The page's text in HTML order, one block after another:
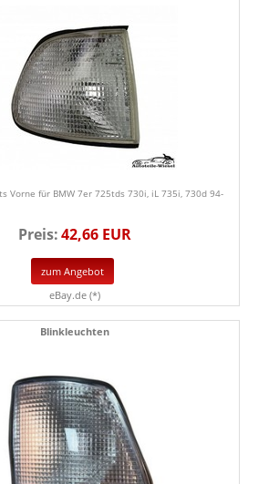
Vorne für BMW 7er 725tds 730i, iL 735i, 730d 94-
Preis:42,66 EUR
zum Angebot
eBay.de (*)
Blinkleuchten